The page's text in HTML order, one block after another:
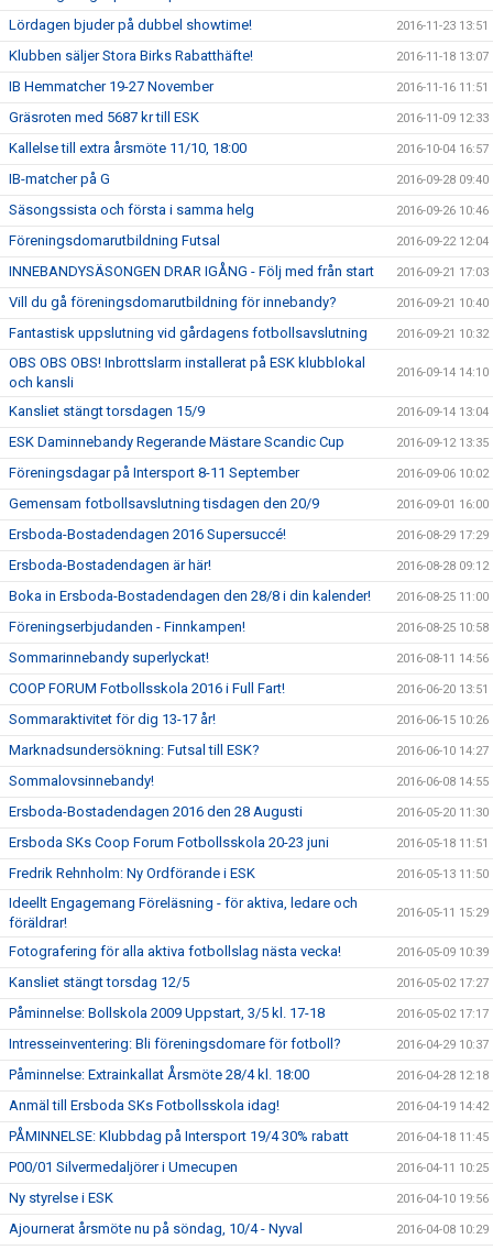
Lördagen bjuder på dubbel showtime! 2016-11-23 13:51
Klubben säljer Stora Birks Rabatthäfte! 2016-11-18 13:07
IB Hemmatcher 19-27 November 2016-11-16 11:51
Gräsroten med 5687 kr till ESK 2016-11-09 12:33
Kallelse till extra årsmöte 11/10, 18:00 2016-10-04 16:57
IB-matcher på G 2016-09-28 09:40
Säsongssista och första i samma helg 2016-09-26 10:46
Föreningsdomarutbildning Futsal 2016-09-22 12:04
INNEBANDYSÄSONGEN DRAR IGÅNG - Följ med från start 2016-09-21 17:03
Vill du gå föreningsdomarutbildning för innebandy? 2016-09-21 10:40
Fantastisk uppslutning vid gårdagens fotbollsavslutning 2016-09-21 10:32
OBS OBS OBS! Inbrottslarm installerat på ESK klubblokal
och kansli
2016-09-14 14:10
Kansliet stängt torsdagen 15/9 2016-09-14 13:04
ESK Daminnebandy Regerande Mästare Scandic Cup 2016-09-12 13:35
Föreningsdagar på Intersport 8-11 September 2016-09-06 10:02
Gemensam fotbollsavslutning tisdagen den 20/9 2016-09-01 16:00
Ersboda-Bostadendagen 2016 Supersuccé! 2016-08-29 17:29
Ersboda-Bostadendagen är här! 2016-08-28 09:12
Boka in Ersboda-Bostadendagen den 28/8 i din kalender! 2016-08-25 11:00
Föreningserbjudanden - Finnkampen! 2016-08-25 10:58
Sommarinnebandy superlyckat! 2016-08-11 14:56
COOP FORUM Fotbollsskola 2016 i Full Fart! 2016-06-20 13:51
Sommaraktivitet för dig 13-17 år! 2016-06-15 10:26
Marknadsundersökning: Futsal till ESK? 2016-06-10 14:27
Sommalovsinnebandy! 2016-06-08 14:55
Ersboda-Bostadendagen 2016 den 28 Augusti 2016-05-20 11:30
Ersboda SKs Coop Forum Fotbollsskola 20-23 juni 2016-05-18 11:51
Fredrik Rehnholm: Ny Ordförande i ESK 2016-05-13 11:50
Ideellt Engagemang Föreläsning - för aktiva, ledare och
föräldrar!
2016-05-11 15:29
Fotografering för alla aktiva fotbollslag nästa vecka! 2016-05-09 10:39
Kansliet stängt torsdag 12/5 2016-05-02 17:27
Påminnelse: Bollskola 2009 Uppstart, 3/5 kl. 17-18 2016-05-02 17:17
Intresseinventering: Bli föreningsdomare för fotboll? 2016-04-29 10:37
Påminnelse: Extrainkallat Årsmöte 28/4 kl. 18:00 2016-04-28 12:18
Anmäl till Ersboda SKs Fotbollsskola idag! 2016-04-19 14:42
PÅMINNELSE: Klubbdag på Intersport 19/4 30% rabatt 2016-04-18 11:45
P00/01 Silvermedaljörer i Umecupen 2016-04-11 10:25
Ny styrelse i ESK 2016-04-10 19:56
Ajournerat årsmöte nu på söndag, 10/4 - Nyval 2016-04-08 10:29